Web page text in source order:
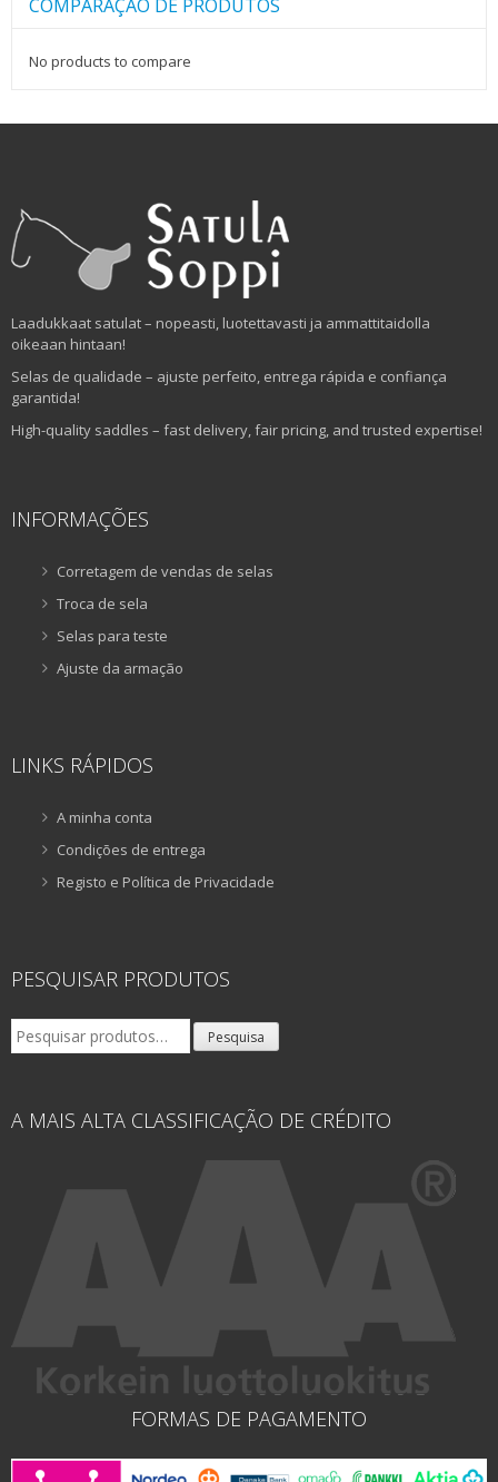
COMPARAÇÃO DE PRODUTOS
No products to compare
Laadukkaat satulat – nopeasti, luotettavasti ja ammattitaidolla
oikeaan hintaan!
Selas de qualidade – ajuste perfeito, entrega rápida e confiança
garantida!
High-quality saddles – fast delivery, fair pricing, and trusted expertise!
INFORMAÇÕES
Corretagem de vendas de selas
Troca de sela
Selas para teste
Ajuste da armação
LINKS RÁPIDOS
A minha conta
Condições de entrega
Registo e Política de Privacidade
PESQUISAR PRODUTOS
Pesquisar
por:
Pesquisa
A MAIS ALTA CLASSIFICAÇÃO DE CRÉDITO
FORMAS DE PAGAMENTO